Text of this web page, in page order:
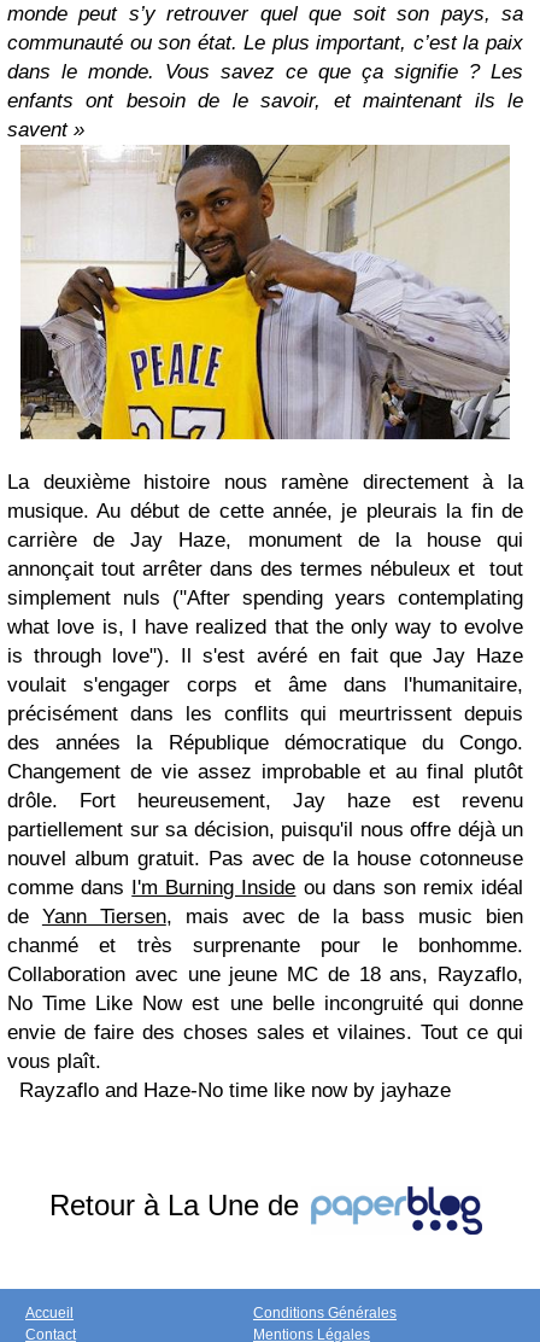
monde peut s’y retrouver quel que soit son pays, sa
communauté ou son état. Le plus important, c’est la paix
dans le monde. Vous savez ce que ça signifie ? Les
enfants ont besoin de le savoir, et maintenant ils le
savent »
La deuxième histoire nous ramène directement à la
musique. Au début de cette année, je pleurais la fin de
carrière de Jay Haze, monument de la house qui
annonçait tout arrêter dans des termes nébuleux et tout
simplement nuls ("After spending years contemplating
what love is, I have realized that the only way to evolve
is through love"). Il s'est avéré en fait que Jay Haze
voulait s'engager corps et âme dans l'humanitaire,
précisément dans les conflits qui meurtrissent depuis
des années la République démocratique du Congo.
Changement de vie assez improbable et au final plutôt
drôle. Fort heureusement, Jay haze est revenu
partiellement sur sa décision, puisqu'il nous offre déjà un
nouvel album gratuit. Pas avec de la house cotonneuse
comme dans I'm Burning Inside ou dans son remix idéal
de Yann Tiersen, mais avec de la bass music bien
chanmé et très surprenante pour le bonhomme.
Collaboration avec une jeune MC de 18 ans, Rayzaflo,
No Time Like Now est une belle incongruité qui donne
envie de faire des choses sales et vilaines. Tout ce qui
vous plaît.
Rayzaflo and Haze-No time like now by jayhaze
Retour à La Une de
Accueil
Contact
Conditions Générales
Mentions Légales